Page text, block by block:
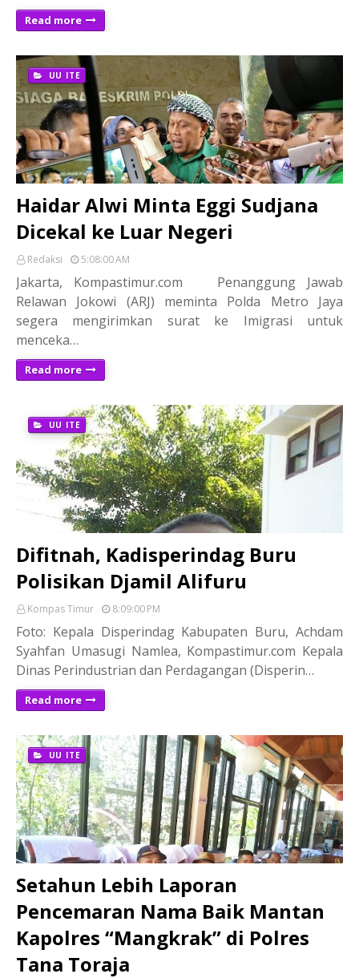
Read more
UU ITE
Haidar Alwi Minta Eggi Sudjana
Dicekal ke Luar Negeri
Redaksi 5:08:00 AM
Jakarta, Kompastimur.com Penanggung Jawab
Relawan Jokowi (ARJ) meminta Polda Metro Jaya
segera mengirimkan surat ke Imigrasi untuk
menceka…
Read more
UU ITE
Difitnah, Kadisperindag Buru
Polisikan Djamil Alifuru
Kompas Timur 8:09:00 PM
Foto: Kepala Disperindag Kabupaten Buru, Achdam
Syahfan Umasugi Namlea, Kompastimur.com Kepala
Dinas Perindustrian dan Perdagangan (Disperin…
Read more
UU ITE
Setahun Lebih Laporan
Pencemaran Nama Baik Mantan
Kapolres “Mangkrak” di Polres
Tana Toraja